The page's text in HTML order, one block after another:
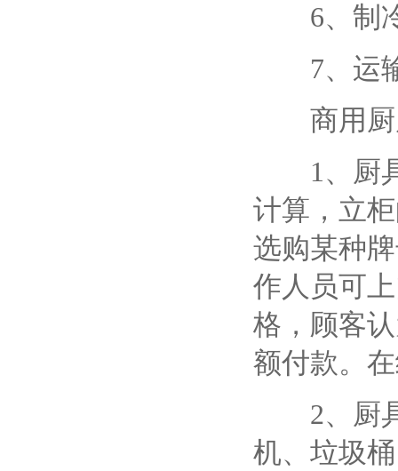
6、制冷
7、运输
商用厨
1、厨具
计算，立
选购某种
作人员可
格，顾客
额付款。
2、厨具
机、垃圾